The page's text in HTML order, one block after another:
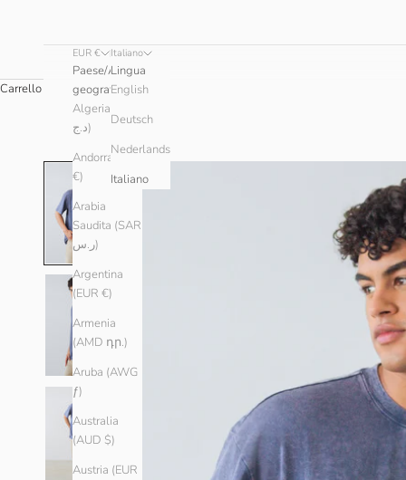
EUR €
Paese/Area
geografica
Algeria (DZD
د.ج)
Andorra (EUR
€)
Arabia
Saudita (SAR
ر.س)
Argentina
(EUR €)
Armenia
(AMD դր.)
Aruba (AWG
ƒ)
Australia
(AUD $)
Austria (EUR
Italiano
Lingua
English
Deutsch
Nederlands
Italiano
Carrello